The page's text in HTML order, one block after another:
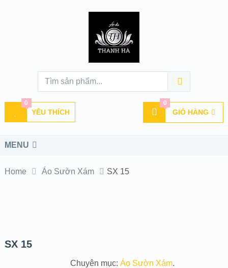
YÊU THÍCH
0
GIỎ HÀNG
0
MENU
Home Áo Sườn Xám SX 15
SX 15
Chuyên mục: Áo Sườn Xám.